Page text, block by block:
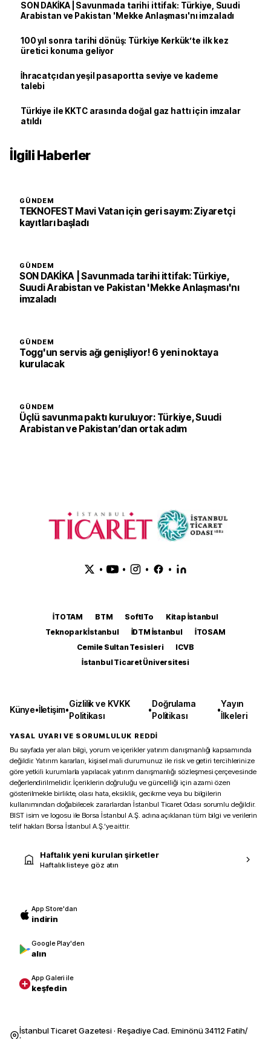
SON DAKİKA | Savunmada tarihi ittifak: Türkiye, Suudi
Arabistan ve Pakistan 'Mekke Anlaşması'nı imzaladı
100 yıl sonra tarihi dönüş: Türkiye Kerkük’te ilk kez
üretici konuma geliyor
İhracatçıdan yeşil pasaportta seviye ve kademe
talebi
Türkiye ile KKTC arasında doğal gaz hattı için imzalar
atıldı
İlgili Haberler
GÜNDEM
TEKNOFEST Mavi Vatan için geri sayım: Ziyaretçi
kayıtları başladı
GÜNDEM
SON DAKİKA | Savunmada tarihi ittifak: Türkiye,
Suudi Arabistan ve Pakistan 'Mekke Anlaşması'nı
imzaladı
GÜNDEM
Togg'un servis ağı genişliyor! 6 yeni noktaya
kurulacak
GÜNDEM
Üçlü savunma paktı kuruluyor: Türkiye, Suudi
Arabistan ve Pakistan’dan ortak adım
• • • •
İTOTAM BTM SoftITo
Kitap İstanbul
Teknopark İstanbul
İDTM İstanbul
İTOSAM
Cemile Sultan Tesisleri
ICVB
İstanbul Ticaret Üniversitesi
Künye•İletişim•
Gizlilik ve KVKK
Politikası
•
Doğrulama
Politikası
•
Yayın
İlkeleri
YASAL UYARI VE SORUMLULUK REDDİ
Bu sayfada yer alan bilgi, yorum ve içerikler yatırım danışmanlığı kapsamında
değildir. Yatırım kararları, kişisel mali durumunuz ile risk ve getiri tercihlerinize
göre yetkili kurumlarla yapılacak yatırım danışmanlığı sözleşmesi çerçevesinde
değerlendirilmelidir. İçeriklerin doğruluğu ve güncelliği için azami özen
gösterilmekle birlikte, olası hata, eksiklik, gecikme veya bu bilgilerin
kullanımından doğabilecek zararlardan İstanbul Ticaret Odası sorumlu değildir.
BIST isim ve logosu ile Borsa İstanbul A.Ş. adına açıklanan tüm bilgi ve verilerin
telif hakları Borsa İstanbul A.Ş.’ye aittir.
Haftalık yeni kurulan şirketler
Haftalık listeye göz atın
App Store'dan
indirin
Google Play'den
alın
App Galeri ile
keşfedin
İstanbul Ticaret Gazetesi · Reşadiye Cad. Eminönü 34112 Fatih/